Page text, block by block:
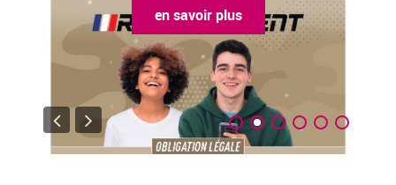
en savoir plus